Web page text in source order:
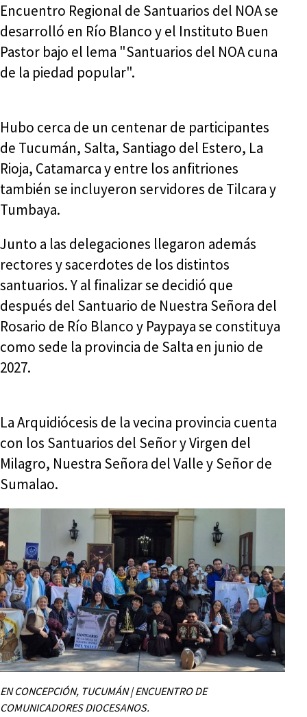
Encuentro Regional de Santuarios del NOA se
desarrolló en Río Blanco y el Instituto Buen
Pastor bajo el lema "Santuarios del NOA cuna
de la piedad popular".
Hubo cerca de un centenar de participantes
de Tucumán, Salta, Santiago del Estero, La
Rioja, Catamarca y entre los anfitriones
también se incluyeron servidores de Tilcara y
Tumbaya.
Junto a las delegaciones llegaron además
rectores y sacerdotes de los distintos
santuarios. Y al finalizar se decidió que
después del Santuario de Nuestra Señora del
Rosario de Río Blanco y Paypaya se constituya
como sede la provincia de Salta en junio de
2027.
La Arquidiócesis de la vecina provincia cuenta
con los Santuarios del Señor y Virgen del
Milagro, Nuestra Señora del Valle y Señor de
Sumalao.
EN CONCEPCIÓN, TUCUMÁN | ENCUENTRO DE
COMUNICADORES DIOCESANOS.